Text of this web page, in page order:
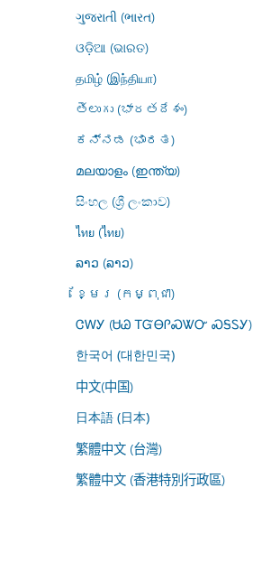
ગુજરાતી (ભારત)
ଓଡ଼ିଆ (ଭାରତ)
தமிழ் (இந்தியா)
తెలుగు (భారతదేశం)
ಕನ್ನಡ (ಭಾರತ)
മലയാളം (ഇന്ത്യ)
සිංහල (ශ්‍රී ලංකාව)
ไทย (ไทย)
ລາວ (ລາວ)
ខ្មែរ (កម្ពុជា)
ᏣᎳᎩ (ᏌᏊ ᎢᏳᎾᎵᏍᏔᏅ ᏍᎦᏚᎩ)
한국어 (대한민국)
中文(中国)
日本語 (日本)
繁體中文 (台灣)
繁體中文 (香港特別行政區)